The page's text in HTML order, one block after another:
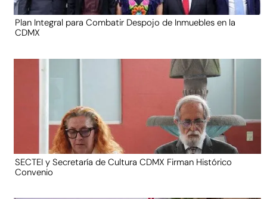
Plan Integral para Combatir Despojo de Inmuebles en la
CDMX
SECTEI y Secretaría de Cultura CDMX Firman Histórico
Convenio